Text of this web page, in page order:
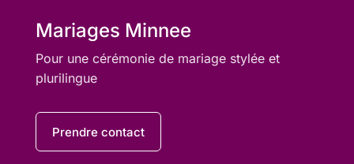
Mariages Minnee
Pour une cérémonie de mariage stylée et
plurilingue
Prendre contact